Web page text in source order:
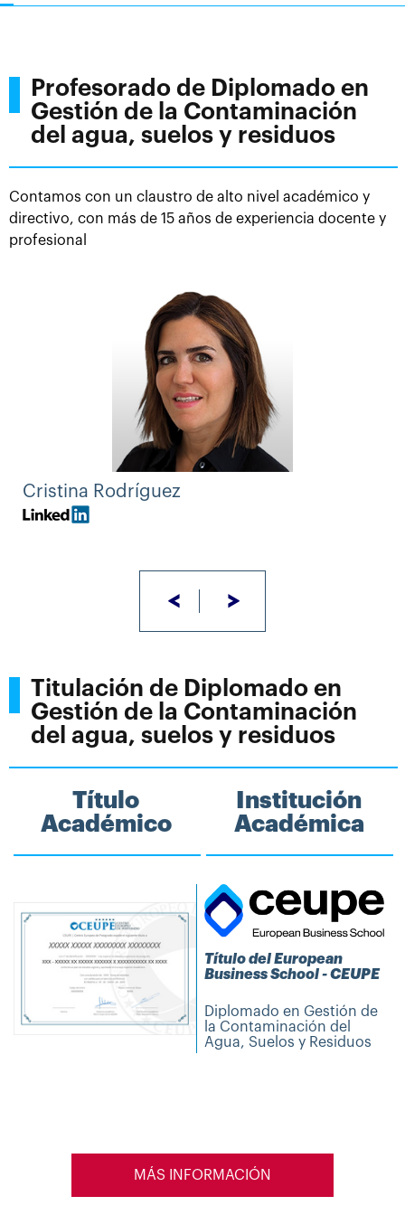
organización educativa trata de ofrecer la mayor
flexibilidad y prestación a sus alumnos, mediante las
cuales, puedan aunar su vida personal y profesional
Profesorado de Diplomado en
Gestión de la Contaminación
del agua, suelos y residuos
Contamos con un claustro de alto nivel académico y
directivo, con más de 15 años de experiencia docente y
profesional
Cristina Rodríguez
< >
Titulación de Diplomado en
Gestión de la Contaminación
del agua, suelos y residuos
Título
Académico
Institución
Académica
Título del European
Business School - CEUPE
Diplomado en Gestión de
la Contaminación del
Agua, Suelos y Residuos
MÁS INFORMACIÓN